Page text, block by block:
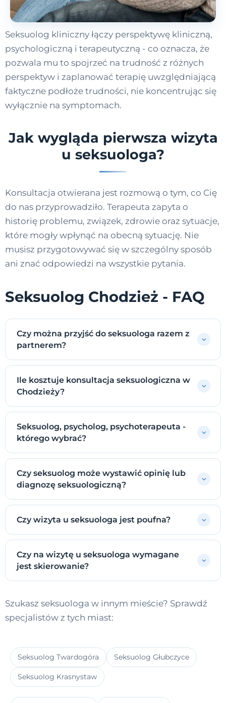
Seksuolog kliniczny łączy perspektywę kliniczną,
psychologiczną i terapeutyczną - co oznacza, że
pozwala mu to spojrzeć na trudność z różnych
perspektyw i zaplanować terapię uwzględniającą
faktyczne podłoże trudności, nie koncentrując się
wyłącznie na symptomach.
Jak wygląda pierwsza wizyta
u seksuologa?
Konsultacja otwierana jest rozmową o tym, co Cię
do nas przyprowadziło. Terapeuta zapyta o
historię problemu, związek, zdrowie oraz sytuacje,
które mogły wpłynąć na obecną sytuację. Nie
musisz przygotowywać się w szczególny sposób
ani znać odpowiedzi na wszystkie pytania.
Seksuolog Chodzież - FAQ
Czy można przyjść do seksuologa razem z
partnerem?
Ile kosztuje konsultacja seksuologiczna w
Chodzieży?
Seksuolog, psycholog, psychoterapeuta -
którego wybrać?
Czy seksuolog może wystawić opinię lub
diagnozę seksuologiczną?
Czy wizyta u seksuologa jest poufna?
Czy na wizytę u seksuologa wymagane
jest skierowanie?
Szukasz seksuologa w innym mieście? Sprawdź
specjalistów z tych miast:
Seksuolog Twardogóra Seksuolog Głubczyce
Seksuolog Krasnystaw